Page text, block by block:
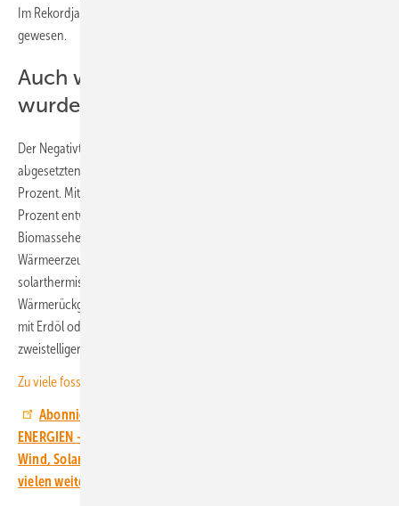
Im Rekordjahr 2023 seien es mehr als 1,3 Millionen Wärmeerzeuger
gewesen.
Auch weniger Öl- und Gasheizungen
wurden verkauft
Der Negativtrend betraf sämtliche Heizungstechnologien. Mit 193.000
abgesetzten Wärmepumpen schrumpfte dieses Segment um 46
Prozent. Mit 24.000 abgesetzten Geräten und einem Minus von 52
Prozent entwickelte sich außerdem der Absatz von
Biomasseheizungen rückläufig. Der Rückgang bei den
Wärmeerzeugern schlug zudem auf die Heizungskomponenten wie
solarthermische Anlagen, Heizungspumpen oder Lüftungssysteme mit
Wärmerückgewinnung durch. Allerdings: Auch Brennwertheizungen
mit Erdöl oder -gas verzeichneten deutliche Absatzeinbrüche im
zweistelligen Prozent-Bereich, so der BDH.
Zu viele fossile Heizungen gefährden die Klimaziele
Abonnieren Sie den YouTube-Kanal von ERNEUERBARE
ENERGIEN – und erfahren Sie Neues über die Energiewende mit
Wind, Solar, Bioenergie, Speichertechnologie, Wasserstoff und
vielen weiteren Themen.